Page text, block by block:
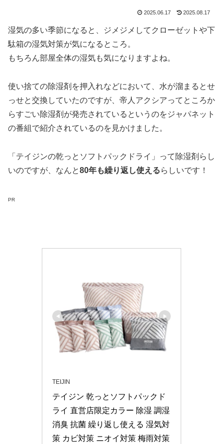
2025.06.17 2025.08.17
湿気の多い季節になると、ジメジメしてクローゼットや下
駄箱の湿気対策が気になるところ。
もちろん部屋全体の湿気も気になりますよね。
使い捨ての除湿剤を押入れなどにおいて、水が溜まるとせ
っせと交換していたのですが、帝人アクシアってところか
らすごい除湿剤が発売されているというのをジャパネット
の番組で紹介されているのを見かけました。
「テイジンの乾っとソフトパックドライ」って除湿剤らし
いのですが、なんと80年も繰り返し使えるらしいです！
PR
TEIJIN
テイジン 乾っとソフトパックド
ライ 直営店限定カラー 除湿 調湿
消臭 抗菌 繰り返し使える 湿気対
策 カビ対策 ニオイ対策 梅雨対策